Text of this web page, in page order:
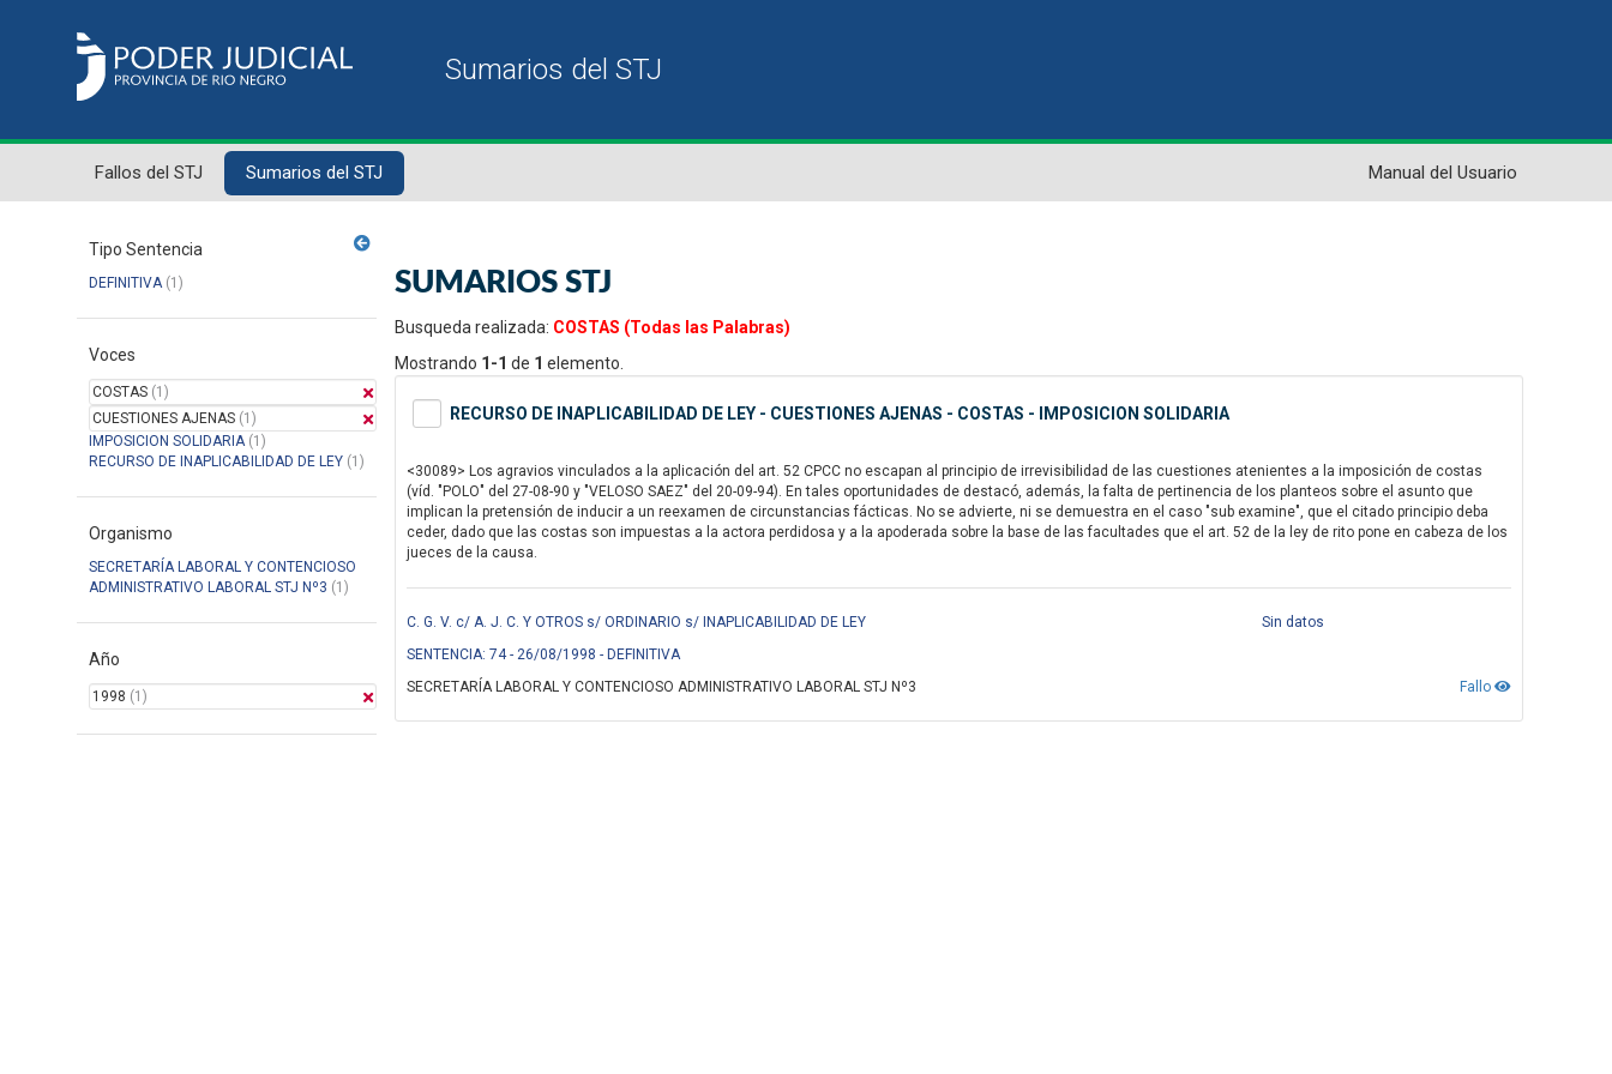
Fallos del STJ Sumarios del STJ Manual del Usuario
Tipo Sentencia
DEFINITIVA(1)
Voces
COSTAS (1)
CUESTIONES AJENAS (1)
IMPOSICION SOLIDARIA(1)
RECURSO DE INAPLICABILIDAD DE LEY (1)
Organismo
SECRETARÍA LABORAL Y CONTENCIOSO
ADMINISTRATIVO LABORAL STJ Nº3 (1)
Año
1998 (1)
SUMARIOS STJ
Busqueda realizada: COSTAS (Todas las Palabras)
Mostrando 1-1 de 1 elemento.
RECURSO DE INAPLICABILIDAD DE LEY - CUESTIONES AJENAS - COSTAS - IMPOSICION SOLIDARIA
<30089> Los agravios vinculados a la aplicación del art. 52 CPCC no escapan al principio de irrevisibilidad de las cuestiones atenientes a la imposición de costas
(víd. "POLO" del 27-08-90 y "VELOSO SAEZ" del 20-09-94). En tales oportunidades de destacó, además, la falta de pertinencia de los planteos sobre el asunto que
implican la pretensión de inducir a un reexamen de circunstancias fácticas. No se advierte, ni se demuestra en el caso "sub examine", que el citado principio deba
ceder, dado que las costas son impuestas a la actora perdidosa y a la apoderada sobre la base de las facultades que el art. 52 de la ley de rito pone en cabeza de los
jueces de la causa.
C. G. V. c/ A. J. C. Y OTROS s/ ORDINARIO s/ INAPLICABILIDAD DE LEY
Sin datos
SENTENCIA: 74 - 26/08/1998 - DEFINITIVA
Fallo
SECRETARÍA LABORAL Y CONTENCIOSO ADMINISTRATIVO LABORAL STJ Nº3